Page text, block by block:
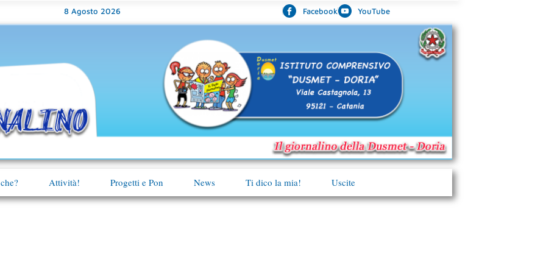
8 Agosto 2026 Facebook YouTube
Attività! Progetti e Pon News Ti dico la mia! Uscite